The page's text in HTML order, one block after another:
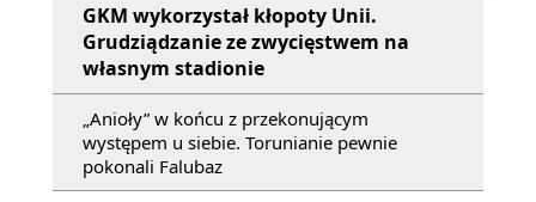
GKM wykorzystał kłopoty Unii.
Grudziądzanie ze zwycięstwem na
własnym stadionie
„Anioły” w końcu z przekonującym
występem u siebie. Torunianie pewnie
pokonali Falubaz